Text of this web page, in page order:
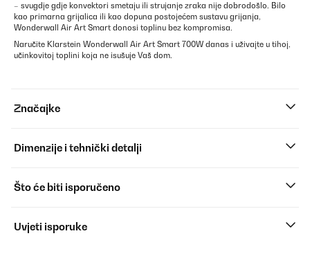
– svugdje gdje konvektori smetaju ili strujanje zraka nije dobrodošlo. Bilo
kao primarna grijalica ili kao dopuna postojećem sustavu grijanja,
Wonderwall Air Art Smart donosi toplinu bez kompromisa.
Naručite Klarstein Wonderwall Air Art Smart 700W danas i uživajte u tihoj,
učinkovitoj toplini koja ne isušuje Vaš dom.
Značajke
Dimenzije i tehnički detalji
Što će biti isporučeno
Uvjeti isporuke